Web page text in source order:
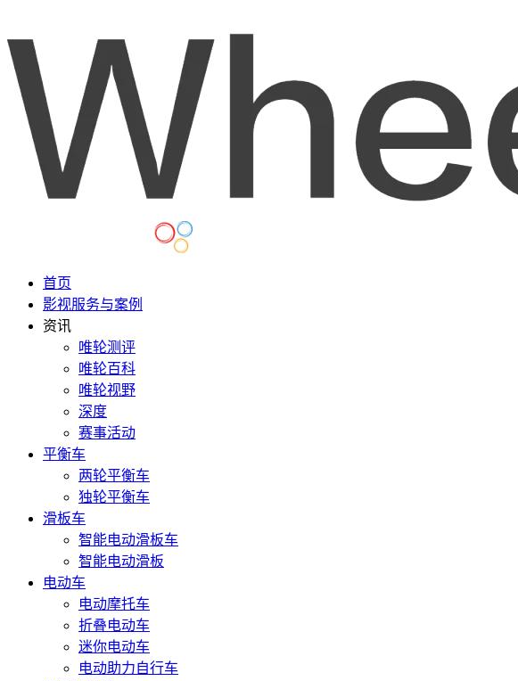
首页
影视服务与案例
资讯
唯轮测评
唯轮百科
唯轮视野
深度
赛事活动
平衡车
两轮平衡车
独轮平衡车
滑板车
智能电动滑板车
智能电动滑板
电动车
电动摩托车
折叠电动车
迷你电动车
电动助力自行车